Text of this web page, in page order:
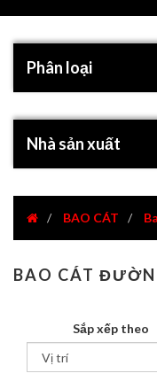
Phân loại
Nhà sản xuất
BAO CÁT
BAO CÁT
Sắp xếp theo